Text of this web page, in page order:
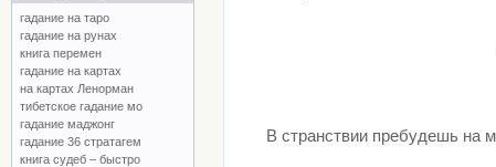
гадание на таро
гадание на рунах
книга перемен
гадание на картах
на картах Ленорман
тибетское гадание мо
гадание маджонг
гадание 36 стратагем
книга судеб – быстро